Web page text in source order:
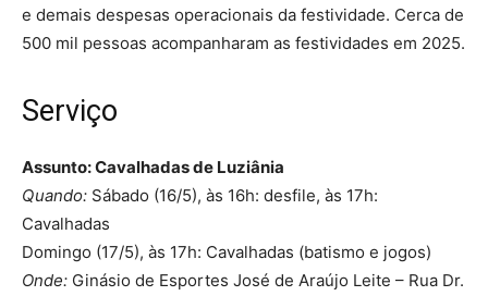
e demais despesas operacionais da festividade. Cerca de
500 mil pessoas acompanharam as festividades em 2025.
Serviço
Assunto: Cavalhadas de Luziânia
Quando: Sábado (16/5), às 16h: desfile, às 17h:
Cavalhadas
Domingo (17/5), às 17h: Cavalhadas (batismo e jogos)
Onde: Ginásio de Esportes José de Araújo Leite – Rua Dr.